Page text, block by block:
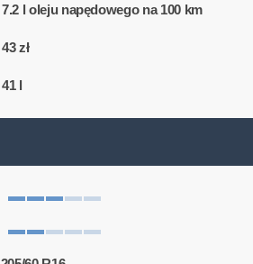
7.2 l oleju napędowego na 100 km
43 zł
41 l